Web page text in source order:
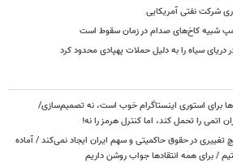
شرکت نفتی آمریکایی
شبیه کاخ‌های صدام در زمان سقوط است
دریای سیاه را به دلیل حملات پهپادی محدود کرد
برای استوری اینستاگرام خوب است، نه تصمیم‌سازی/
را تحمل کند، اما کنترل هرمز را نه!
تغییری در حقوق حاکمیتی و سهم ایران ایجاد نمی‌کند / آماده
/ برای همه انتقادها جواب روشن داریم